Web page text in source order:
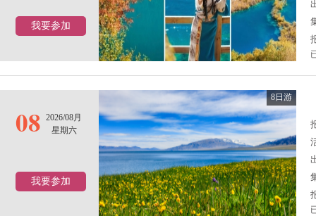
我要参加
08 2026/08月
星期六
我要参加
8日游